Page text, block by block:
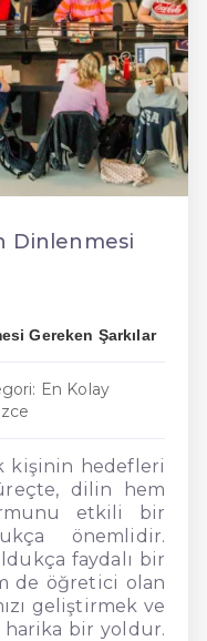
Dinlenmesi
Gereken Şarkılar
En Kolay
kişinin hedefleri
dilin hem
etkili bir
önemlidir.
faydalı bir
de öğretici olan
geliştirmek ve
bir yoldur.